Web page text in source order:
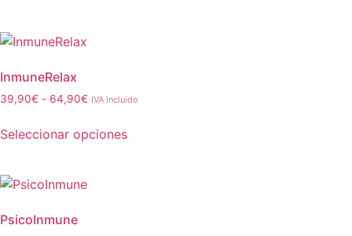
InmuneRelax
39,90€ - 64,90€ IVA incluido
Seleccionar opciones
PsicoInmune